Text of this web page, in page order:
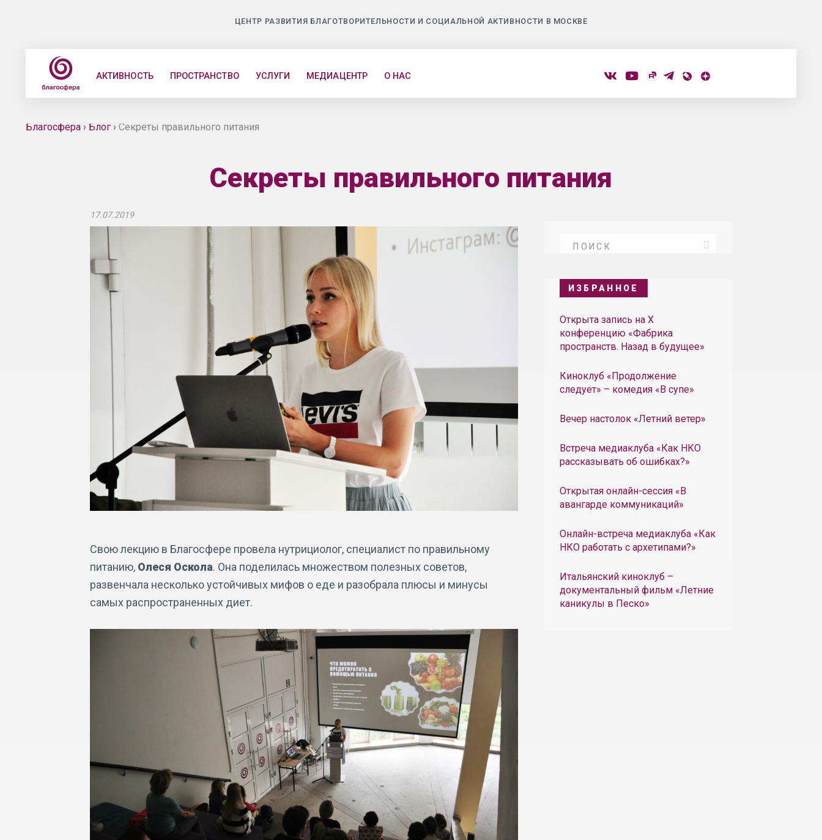
ЦЕНТР РАЗВИТИЯ БЛАГОТВОРИТЕЛЬНОСТИ И СОЦИАЛЬНОЙ АКТИВНОСТИ В МОСКВЕ
АКТИВНОСТЬ ПРОСТРАНСТВО УСЛУГИ МЕДИАЦЕНТР О НАС
Благосфера› Блог› Секреты правильного питания
Секреты правильного питания
17.07.2019
Свою лекцию в Благосфере провела нутрициолог, специалист по правильному
питанию, Олеся Оскола. Она поделилась множеством полезных советов,
развенчала несколько устойчивых мифов о еде и разобрала плюсы и минусы
самых распространенных диет.
ИЗБРАННОЕ
Открыта запись на X
конференцию «Фабрика
пространств. Назад в будущее»
Киноклуб «Продолжение
следует» – комедия «В супе»
Вечер настолок «Летний ветер»
Встреча медиаклуба «Как НКО
рассказывать об ошибках?»
Открытая онлайн-сессия «В
авангарде коммуникаций»
Онлайн-встреча медиаклуба «Как
НКО работать с архетипами?»
Итальянский киноклуб –
документальный фильм «Летние
каникулы в Песко»